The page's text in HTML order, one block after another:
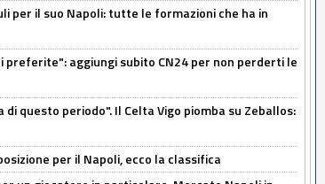
per il suo Napoli: tutte le formazioni che ha in
preferite": aggiungi subito CN24 per non perderti le
questo periodo". Il Celta Vigo piomba su Zeballos:
per il Napoli, ecco la classifica